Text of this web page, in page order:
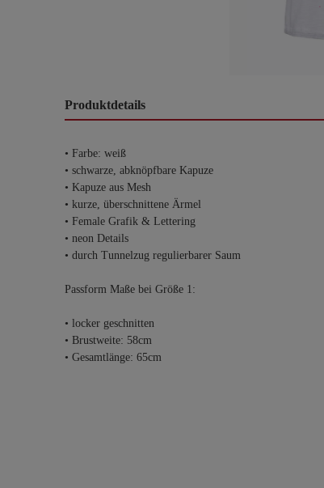
Produktdetails
• Farbe: weiß
• schwarze, abknöpfbare Kapuze
• Kapuze aus Mesh
• kurze, überschnittene Ärmel
• Female Grafik & Lettering
• neon Details
• durch Tunnelzug regulierbarer Saum
Passform Maße bei Größe 1:
• locker geschnitten
• Brustweite: 58cm
• Gesamtlänge: 65cm